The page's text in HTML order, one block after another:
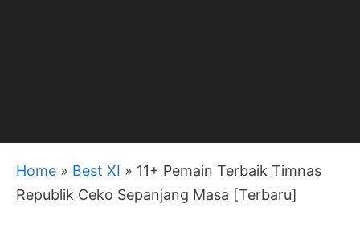
Home » Best XI » 11+ Pemain Terbaik Timnas
Republik Ceko Sepanjang Masa [Terbaru]